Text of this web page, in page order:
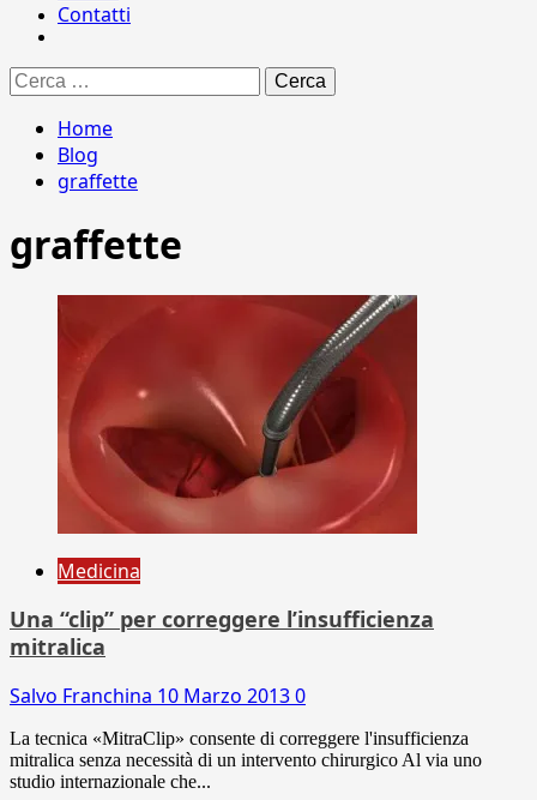
Contatti
Ricerca
per:
Home
Blog
graffette
graffette
Medicina
Una “clip” per correggere l’insufficienza
mitralica
Salvo Franchina 10 Marzo 20130
La tecnica «MitraClip» consente di correggere l'insufficienza
mitralica senza necessità di un intervento chirurgico Al via uno
studio internazionale che...